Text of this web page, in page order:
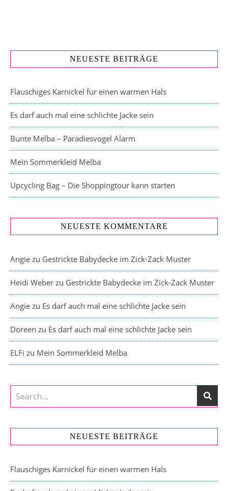
NEUESTE BEITRÄGE
Flauschiges Karnickel für einen warmen Hals
Es darf auch mal eine schlichte Jacke sein
Bunte Melba – Paradiesvogel Alarm
Mein Sommerkleid Melba
Upcycling Bag – Die Shoppingtour kann starten
NEUESTE KOMMENTARE
Angie zu Gestrickte Babydecke im Zick-Zack Muster
Heidi Weber zu Gestrickte Babydecke im Zick-Zack Muster
Angie zu Es darf auch mal eine schlichte Jacke sein
Doreen zu Es darf auch mal eine schlichte Jacke sein
ELFi zu Mein Sommerkleid Melba
NEUESTE BEITRÄGE
Flauschiges Karnickel für einen warmen Hals